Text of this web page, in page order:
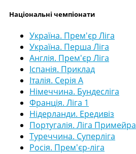
Національні чемпіонати
Україна. Прем'єр Ліга
Україна. Перша Ліга
Англія. Прем'єр Ліга
Іспанія. Приклад
Італія. Серія А
Німеччина. Бундесліга
Франція. Ліга 1
Нідерланди. Ередивіз
Португалія. Ліга Примейра
Туреччина. Суперліга
Росія. Прем'єр-ліга